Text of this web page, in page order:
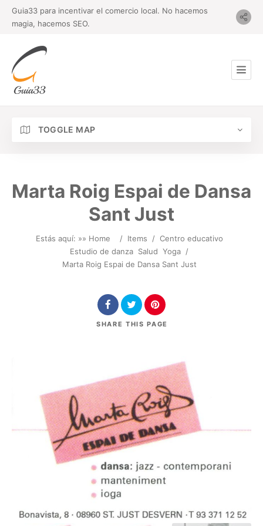
Guia33 para incentivar el comercio local. No hacemos
magia, hacemos SEO.
TOGGLE MAP
Marta Roig Espai de Dansa
Sant Just
Estás aquí: »» Home / Items / Centro educativo
Estudio de danza Salud Yoga /
Marta Roig Espai de Dansa Sant Just
SHARE THIS PAGE